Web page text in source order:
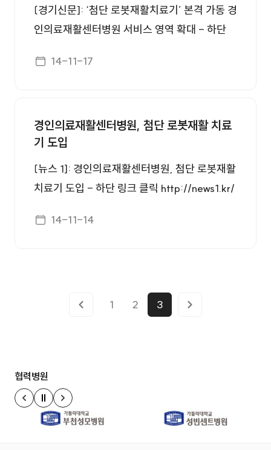
〔경기신문]: ‘첨단 로봇재활치료기’ 본격 가동 경
인의료재활센터병원 서비스 영역 확대 - 하단
ticleView.html?idxno=400702 〔신아일보]:
o.kr/news/articleView.html?idxno=414503i
dxno=400702 〔시민일보]: 경인의료재활센터
병원, 재활 치료 '첨단 로봇시대' 활짝 市· 복지
부서 4억 5000만원 보조 받아 들여와 본격 가
kr/news/articleView.html?idxno=377052
릭 http://www.asiatoday.co.kr/view.php?ke
y=20141116010009481 〔일요신문]: 경인의
view&entry_id=100330#
게시일자
14-11-17
경인의료재활센터병원, 첨단 로봇재활 치료
기 도입
〔뉴스 1]: 경인의료재활센터병원, 첨단 로봇재활
치료기 도입 - 하단 링크 클릭 http://news1.kr/
활센터병원, 첨단 로봇재활 치료기 도입 - 하단
입 - 하단 링크 클릭 http://www.anewsa.co
게시일자
14-11-14
1 2 3
협력병원
이전 슬라이드
정지
다음 슬라이드